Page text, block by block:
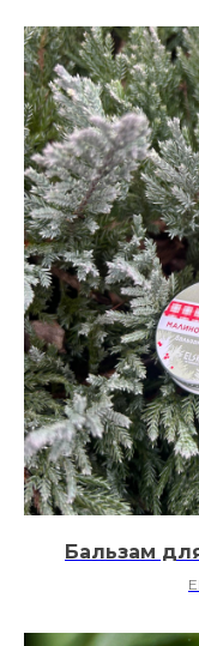
Бальзам